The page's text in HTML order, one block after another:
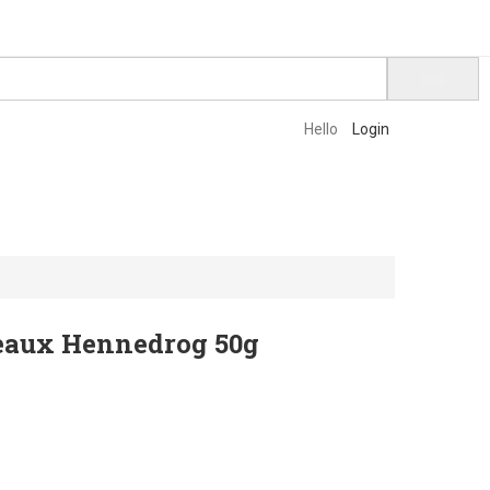
Hello Login
Hennedrog 50g